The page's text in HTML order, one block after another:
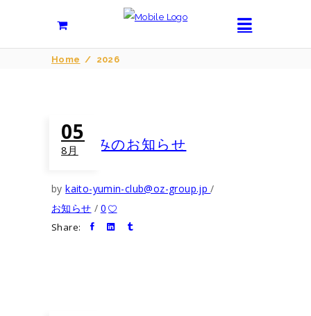
Home / 2026
05
8月
お盆休みのお知らせ
bykaito-yumin-club@oz-group.jp
お知らせ
0
Share: